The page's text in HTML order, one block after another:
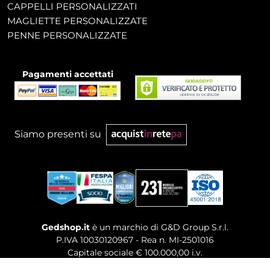
CAPPELLI PERSONALIZZATI
MAGLIETTE PERSONALIZZATE
PENNE PERSONALIZZATE
Pagamenti accettati
Siamo presenti su
Gedshop.it è un marchio di G&D Group S.r.l.
P.IVA 10030120967 - Rea n. MI-2501016
Capitale sociale € 100.000,00 i.v.